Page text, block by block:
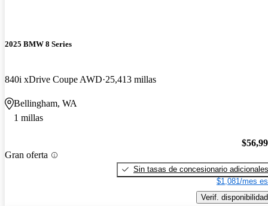
2025 BMW 8 Series
840i xDrive Coupe AWD 25,413 millas
Bellingham, WA
1 millas
Gran oferta
Sin tasas de concesionario adicionales
$1,081/mes
Verif. disponibilidad